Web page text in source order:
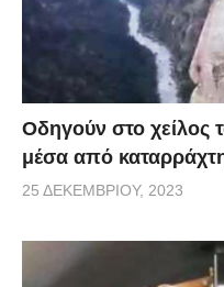
Οδηγούν στο χείλος
μέσα από
25 ΔΕΚΕΜΒΡΊΟΥ, 2023